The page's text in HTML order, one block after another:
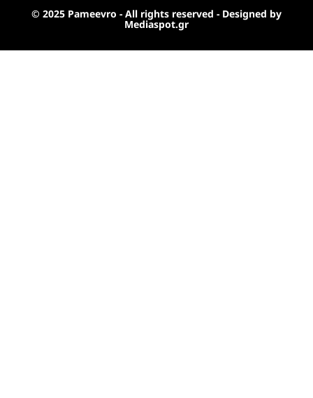
© 2025 Pameevro - All rights reserved - Designed by
Mediaspot.gr